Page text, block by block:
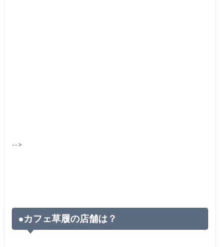
-->
●カフェ草履の店舗は？